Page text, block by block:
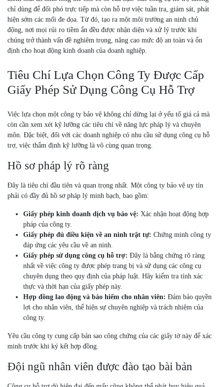
chỉ dùng để đối phó trực tiếp mà còn hỗ trợ việc tuần tra, giám sát, phát
hiện sớm các mối đe dọa. Từ đó, tạo ra một môi trường an ninh chủ
động, nơi mọi rủi ro tiềm ẩn đều được nhận diện và xử lý trước khi
chúng trở thành vấn đề nghiêm trọng, nâng cao mức độ an toàn và ổn
định cho hoạt động kinh doanh của doanh nghiệp.
Tiêu Chí Lựa Chọn Công Ty Được Cấp
Giấy Phép Sử Dụng Công Cụ Hỗ Trợ
Việc lựa chọn một công ty bảo vệ không chỉ dừng lại ở yếu tố giá cả mà
còn cần xem xét kỹ lưỡng các tiêu chí về năng lực pháp lý và chuyên
môn. Đặc biệt, đối với các doanh nghiệp có nhu cầu sử dụng công cụ hỗ
trợ, việc thẩm định kỹ lưỡng là vô cùng quan trọng.
Hồ sơ pháp lý rõ ràng
Đây là tiêu chí đầu tiên và quan trọng nhất. Một công ty bảo vệ uy tín
phải có đầy đủ hồ sơ pháp lý minh bạch, bao gồm:
Giấy phép kinh doanh dịch vụ bảo vệ: Xác nhận hoạt động hợp
pháp của công ty.
Giấy phép đủ điều kiện về an ninh trật tự: Chứng minh công ty
đáp ứng các yêu cầu về an ninh.
Giấy phép sử dụng công cụ hỗ trợ: Đây là bằng chứng rõ ràng
nhất về việc công ty được phép trang bị và sử dụng các công cụ
chuyên dụng theo quy định của pháp luật. Hãy kiểm tra tính xác
thực và thời hạn của giấy phép này.
Hợp đồng lao động và bảo hiểm cho nhân viên: Đảm bảo quyền
lợi cho nhân viên, thể hiện sự chuyên nghiệp và trách nhiệm của
công ty.
Yêu cầu công ty cung cấp bản sao công chứng của các giấy tờ này để xác
minh trước khi ký kết hợp đồng.
Đội ngũ nhân viên được đào tạo bài bản